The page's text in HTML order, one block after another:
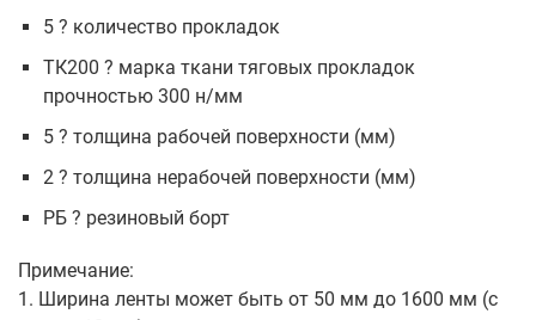
5 ? количество прокладок
ТК200 ? марка ткани тяговых прокладок
прочностью 300 н/мм
5 ? толщина рабочей поверхности (мм)
2 ? толщина нерабочей поверхности (мм)
РБ ? резиновый борт
Примечание:
1. Ширина ленты может быть от 50 мм до 1600 мм (с